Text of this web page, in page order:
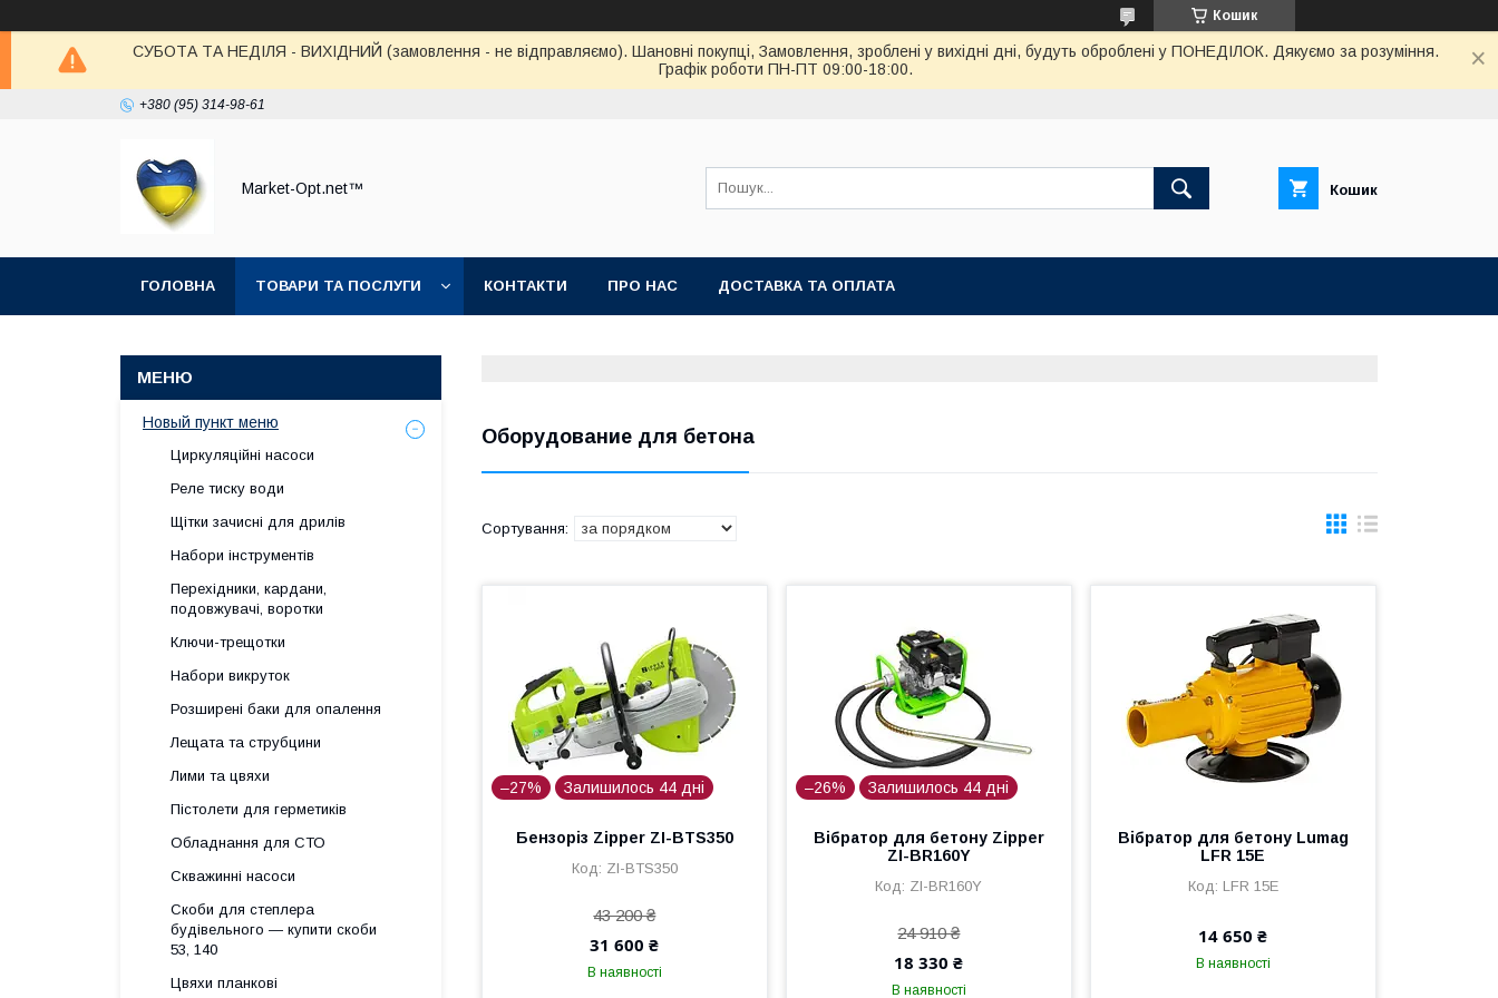
Кошик
СУБОТА ТА НЕДІЛЯ - ВИХІДНИЙ (замовлення - не відправляємо). Шановні покупці, Замовлення, зроблені у вихідні дні, будуть оброблені у ПОНЕДІЛОК. Дякуємо за розуміння.
Графік роботи ПН-ПТ 09:00-18:00.
+380 (95) 314-98-61
Market-Opt.net™ Кошик
ГОЛОВНА ТОВАРИ ТА ПОСЛУГИ КОНТАКТИ ПРО НАС ДОСТАВКА ТА ОПЛАТА
Оборудование для бетона
–27% Залишилось 44 дні
Бензоріз Zipper ZI-BTS350
ZI-BTS350
43 200 ₴
31 600 ₴
В наявності
–26% Залишилось 44 дні
Вібратор для бетону Zipper
ZI-BR160Y
ZI-BR160Y
24 910 ₴
18 330 ₴
В наявності
Вібратор для бетону Lumag
LFR 15E
LFR 15E
14 650 ₴
В наявності
Новый пункт меню
Циркуляційні насоси
Реле тиску води
Щітки зачисні для дрилів
Набори інструментів
Перехідники, кардани,
подовжувачі, воротки
Ключи-трещотки
Набори викруток
Розширені баки для опалення
Лещата та струбцини
Лими та цвяхи
Пістолети для герметиків
Обладнання для СТО
Скважинні насоси
Скоби для степлера
будівельного — купити скоби
53, 140
Цвяхи планкові